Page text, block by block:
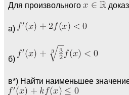
Для произвольного
а)
б)
в*) Найти наименьшее